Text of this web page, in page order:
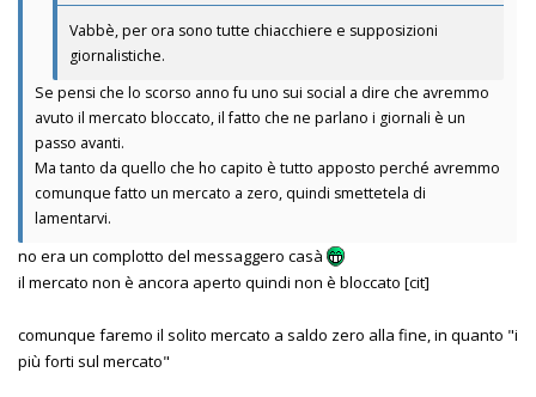
Vabbè, per ora sono tutte chiacchiere e supposizioni
giornalistiche.
Se pensi che lo scorso anno fu uno sui social a dire che avremmo
avuto il mercato bloccato, il fatto che ne parlano i giornali è un
passo avanti.
Ma tanto da quello che ho capito è tutto apposto perché avremmo
comunque fatto un mercato a zero, quindi smettetela di
lamentarvi.
no era un complotto del messaggero casà
il mercato non è ancora aperto quindi non è bloccato [cit]
comunque faremo il solito mercato a saldo zero alla fine, in quanto "i
più forti sul mercato"